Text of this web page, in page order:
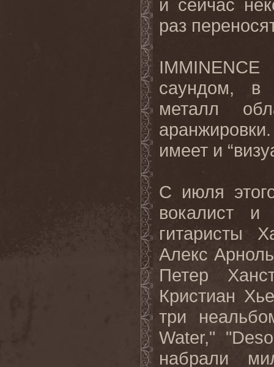
и сейчас
раз
саундом, в
металл
имеет и
С июля
вокалист
гитаристы
Алекс
Петер
Кристиан
три
Water,"
набрали